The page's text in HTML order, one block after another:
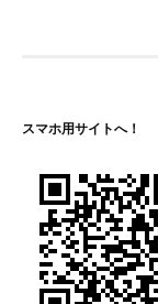
シ
ョ
ン
スマホ用サイトへ！